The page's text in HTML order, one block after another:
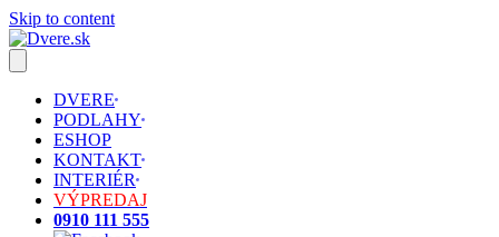
Skip to content
DVERE
PODLAHY
ESHOP
KONTAKT
INTERIÉR
VÝPREDAJ
0910 111 555